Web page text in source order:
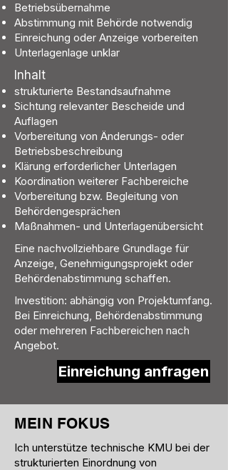
Betriebsübernahme
Abstimmung mit Behörde notwendig
Einreichung oder Anzeige vorbereiten
Unterlagenlage unklar
Inhalt
strukturierte Bestandsaufnahme
Sichtung relevanter Bescheide und
Auflagen
Vorbereitung von Änderungs- oder
Betriebsbeschreibung
Klärung erforderlicher Unterlagen
Koordination weiterer Fachbereiche
Vorbereitung bzw. Begleitung von
Behördengesprächen
Maßnahmen- und Unterlagenübersicht
Eine nachvollziehbare Grundlage für
Anzeige, Genehmigungsprojekt oder
Behördenabstimmung schaffen.
Investition: abhängig von Projektumfang.
Bei Einreichung, Behördenabstimmung
oder mehreren Fachbereichen nach
Angebot.
Einreichung anfragen
MEIN FOKUS
Ich unterstütze technische KMU bei der
strukturierten Einordnung von